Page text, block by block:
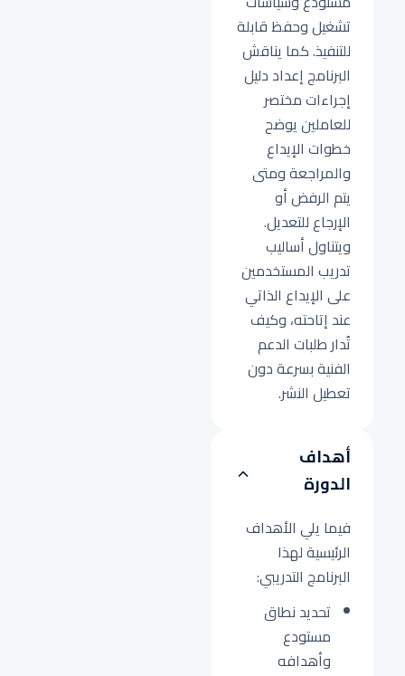
تشغيل وحفظ قابلة
للتنفيذ. كما يناقش
البرنامج إعداد دليل
إجراءات مختصر
للعاملين يوضح
خطوات الإيداع
والمراجعة ومتى
يتم الرفض أو
الإرجاع للتعديل.
ويتناول أساليب
تدريب المستخدمين
على الإيداع الذاتي
عند إتاحته، وكيف
تُدار طلبات الدعم
الفنية بسرعة دون
تعطيل النشر.
أهداف
الدورة
فيما يلي الأهداف
الرئيسية لهذا
البرنامج التدريبي:
تحديد نطاق
مستودع
وأهدافه